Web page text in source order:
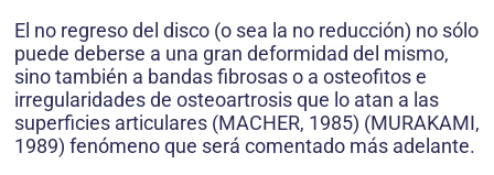
El no regreso del disco (o sea la no reducción) no sólo
puede deberse a una gran deformidad del mismo,
sino también a bandas fibrosas o a osteofitos e
irregularidades de osteoartrosis que lo atan a las
superficies articulares (MACHER, 1985) (MURAKAMI,
1989) fenómeno que será comentado más adelante.